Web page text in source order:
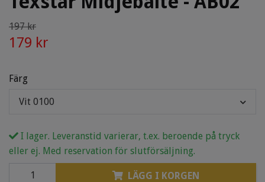
197 kr
179 kr
Färg
Vit 0100
I lager. Leveranstid varierar, t.ex. beroende på tryck
eller ej. Med reservation för slutförsäljning.
LÄGG I KORGEN